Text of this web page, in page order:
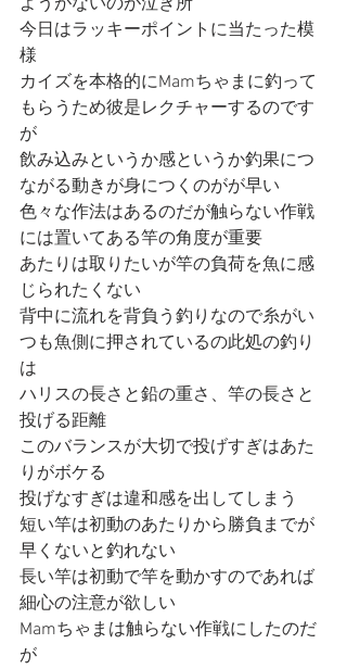
ようがないのが泣き所
今日はラッキーポイントに当たった模
様
カイズを本格的にMamちゃまに釣って
もらうため彼是レクチャーするのです
が
飲み込みというか感というか釣果につ
ながる動きが身につくのがが早い
色々な作法はあるのだが触らない作戦
には置いてある竿の角度が重要
あたりは取りたいが竿の負荷を魚に感
じられたくない
背中に流れを背負う釣りなので糸がい
つも魚側に押されているの此処の釣り
は
ハリスの長さと鉛の重さ、竿の長さと
投げる距離
このバランスが大切で投げすぎはあた
りがボケる
投げなすぎは違和感を出してしまう
短い竿は初動のあたりから勝負までが
早くないと釣れない
長い竿は初動で竿を動かすのであれば
細心の注意が欲しい
Mamちゃまは触らない作戦にしたのだ
が